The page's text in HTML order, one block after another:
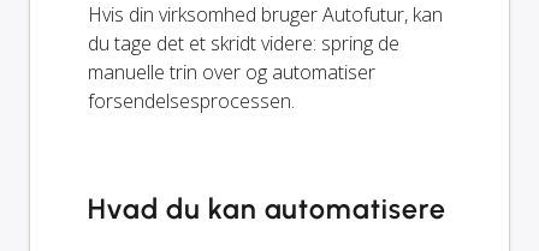
Hvis din virksomhed bruger Autofutur, kan
du tage det et skridt videre: spring de
manuelle trin over og automatiser
forsendelsesprocessen.
Hvad du kan automatisere